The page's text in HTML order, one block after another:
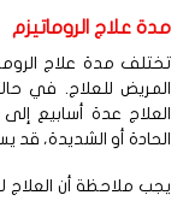
علاج الروماتيزم
مدة علاج
للعلاج. في
عدة أسابيع إلى
أو الشديدة، قد
ملاحظة أن العلاج لا